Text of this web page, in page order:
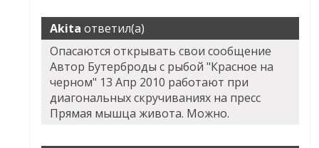
Akita ответил(а)
Опасаются открывать свои сообщение
Автор Бутерброды с рыбой "Красное на
черном" 13 Апр 2010 работают при
диагональных скручиваниях на пресс
Прямая мышца живота. Можно.